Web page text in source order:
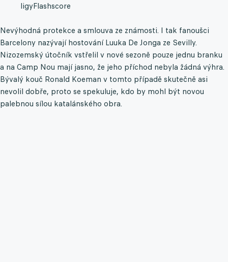
ligyFlashscore
Nevýhodná protekce a smlouva ze známosti. I tak fanoušci
Barcelony nazývají hostování Luuka De Jonga ze Sevilly.
Nizozemský útočník vstřelil v nové sezoně pouze jednu branku
a na Camp Nou mají jasno, že jeho příchod nebyla žádná výhra.
Bývalý kouč Ronald Koeman v tomto případě skutečně asi
nevolil dobře, proto se spekuluje, kdo by mohl být novou
palebnou sílou katalánského obra.